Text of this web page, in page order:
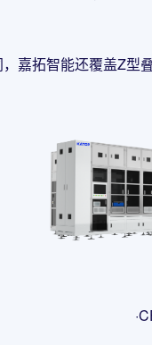
嘉拓智能还覆盖Z型